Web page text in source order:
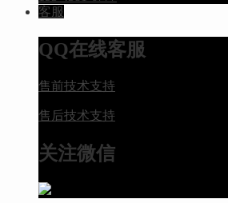
客服
QQ在线客服
售前技术支持
售后技术支持
关注微信